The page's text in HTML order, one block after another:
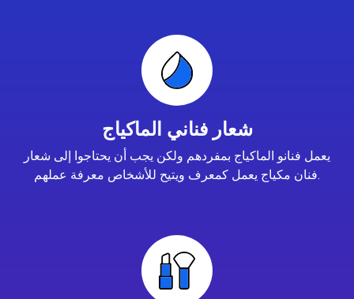
شعار فناني الماكياج
يعمل فنانو الماكياج بمفردهم ولكن يجب أن يحتاجوا إلى شعار
فنان مكياج يعمل كمعرف ويتيح للأشخاص معرفة عملهم.